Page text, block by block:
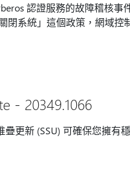
認證服務的故障稽核事
閉系統」這個政策，網域控
- 20349.1066
更新 (SSU) 可確保您擁有